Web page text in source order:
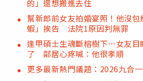
的」還想搬進去住
幫新郎前女友拍婚宴照！他沒
蝦」挨告 法院1原因判無罪
逢甲碩士生魂斷榕樹下…女友目
了 鄰居心疼喊：他很孝順
更多最新熱門議題：2026九合